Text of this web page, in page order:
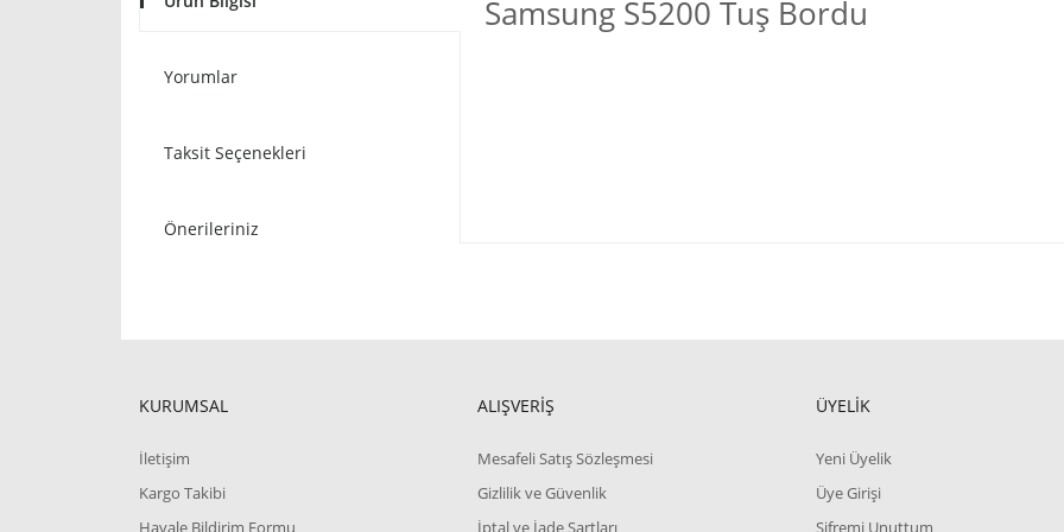
Yorumlar
Taksit Seçenekleri
Önerileriniz
Samsung S5200 Tuş Bordu
KURUMSAL
İletişim
Kargo Takibi
Havale Bildirim Formu
ALIŞVERİŞ
Mesafeli Satış Sözleşmesi
Gizlilik ve Güvenlik
İptal ve İade Şartları
ÜYELİK
Yeni Üyelik
Üye Girişi
Şifremi Unuttum